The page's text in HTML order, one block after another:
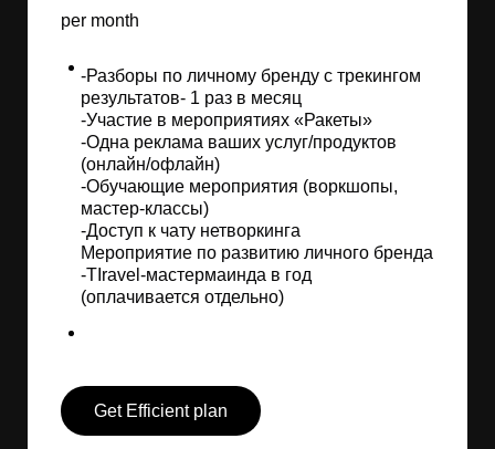
per month
-Разборы по личному бренду с трекингом
результатов- 1 раз в месяц
-Участие в мероприятиях «Ракеты»
-Одна реклама ваших услуг/продуктов
(онлайн/офлайн)
-Обучающие мероприятия (воркшопы,
мастер-классы)
-Доступ к чату нетворкинга
Мероприятие по развитию личного бренда
-TIravel-мастермаинда в год
(оплачивается отдельно)
Get Efficient plan